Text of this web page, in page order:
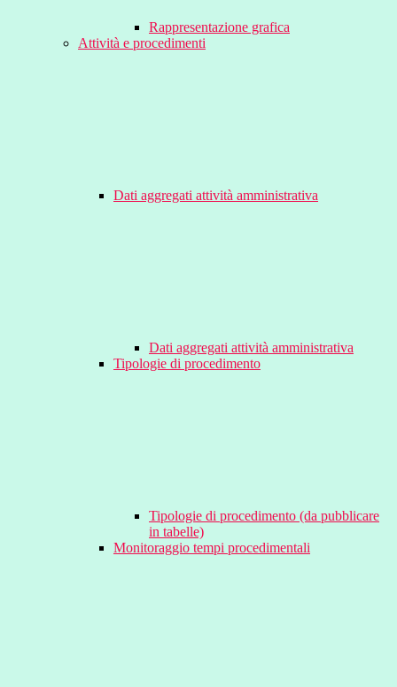
Rappresentazione grafica
Attività e procedimenti
Dati aggregati attività amministrativa
Dati aggregati attività amministrativa
Tipologie di procedimento
Tipologie di procedimento (da pubblicare
in tabelle)
Monitoraggio tempi procedimentali